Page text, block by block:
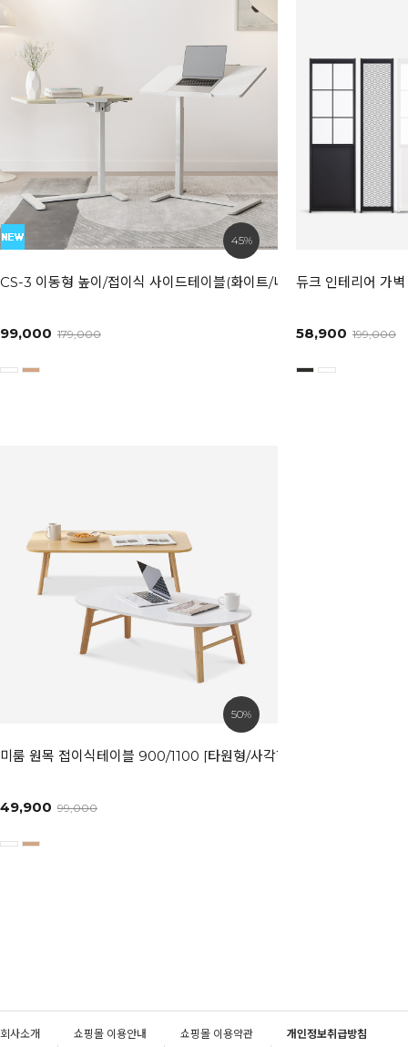
45%
CS-3 이동형 높이/접이식 사이드테이블(화이트/내추럴)
99,000 179,000
듀크 인테리어 가
58,900 199,000
50%
미룸 원목 접이식테이블 900/1100 [타원형/사각형]
49,900 99,000
회사소개 쇼핑몰 이용안내 쇼핑몰 이용약관 개인정보취급방침